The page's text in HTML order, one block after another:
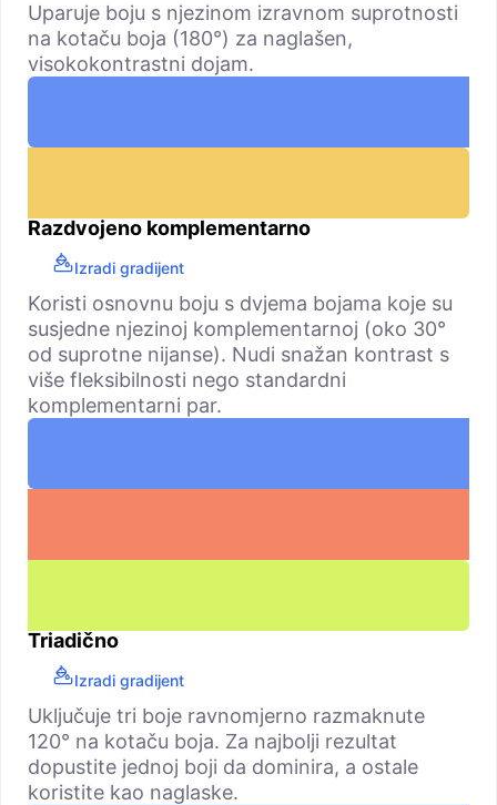
Uparuje boju s njezinom izravnom suprotnosti
na kotaču boja (180°) za naglašen,
visokokontrastni dojam.
Razdvojeno komplementarno
Izradi gradijent
Koristi osnovnu boju s dvjema bojama koje su
susjedne njezinoj komplementarnoj (oko 30°
od suprotne nijanse). Nudi snažan kontrast s
više fleksibilnosti nego standardni
komplementarni par.
Triadično
Izradi gradijent
Uključuje tri boje ravnomjerno razmaknute
120° na kotaču boja. Za najbolji rezultat
dopustite jednoj boji da dominira, a ostale
koristite kao naglaske.